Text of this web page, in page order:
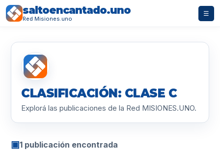
saltoencantado.uno
Red Misiones.uno
☰
CLASIFICACIÓN: CLASE C
Explorá las publicaciones de la Red MISIONES.UNO.
▣1 publicación encontrada